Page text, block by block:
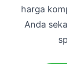
harga
Anda